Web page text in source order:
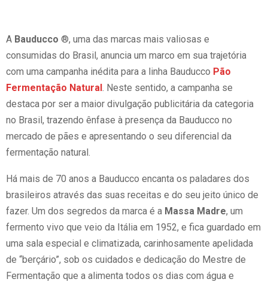
A Bauducco ®, uma das marcas mais valiosas e
consumidas do Brasil, anuncia um marco em sua trajetória
com uma campanha inédita para a linha Bauducco Pão
Fermentação Natural . Neste sentido, a campanha se
destaca por ser a maior divulgação publicitária da categoria
no Brasil, trazendo ênfase à presença da Bauducco no
mercado de pães e apresentando o seu diferencial da
fermentação natural.
Há mais de 70 anos a Bauducco encanta os paladares dos
brasileiros através das suas receitas e do seu jeito único de
fazer. Um dos segredos da marca é a Massa Madre, um
fermento vivo que veio da Itália em 1952, e fica guardado em
uma sala especial e climatizada, carinhosamente apelidada
de “berçário”, sob os cuidados e dedicação do Mestre de
Fermentação que a alimenta todos os dias com água e